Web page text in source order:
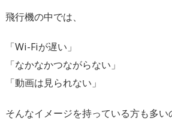
飛行機の中では、
「Wi-Fiが遅い」
「なかなかつながらない」
「動画は見られない」
そんなイメージを持っている方も多い